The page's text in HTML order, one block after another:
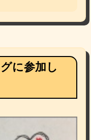
に参加し